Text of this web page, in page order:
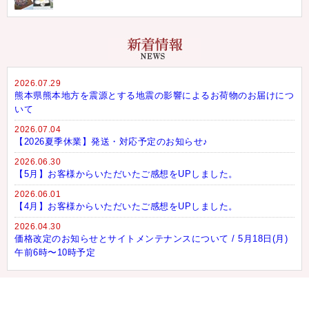
2026.07.29
熊本県熊本地方を震源とする地震の影響によるお荷物のお届けにつ
いて
2026.07.04
【2026夏季休業】発送・対応予定のお知らせ♪
2026.06.30
【5月】お客様からいただいたご感想をUPしました。
2026.06.01
【4月】お客様からいただいたご感想をUPしました。
2026.04.30
価格改定のお知らせとサイトメンテナンスについて / 5月18日(月)
午前6時〜10時予定